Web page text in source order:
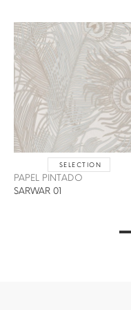
SELECTION
PAPEL PINTADO
SARWAR 01